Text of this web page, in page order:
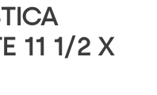
11 1/2 X